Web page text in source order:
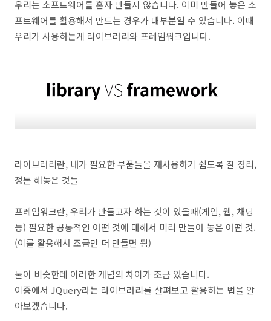
우리는 소프트웨어를 혼자 만들지 않습니다. 이미 만들어 놓은 소
프트웨어를 활용해서 만드는 경우가 대부분일 수 있습니다. 이때
우리가 사용하는게 라이브러리와 프레임워크입니다.
라이브러리란, 내가 필요한 부품들을 재사용하기 쉽도록 잘 정리,
정돈 해놓은 것들
프레임워크란, 우리가 만들고자 하는 것이 있을때(게임, 웹, 채팅
등) 필요한 공통적인 어떤 것에 대해서 미리 만들어 놓은 어떤 것.
(이를 활용해서 조금만 더 만들면 됨)
둘이 비슷한데 이러한 개념의 차이가 조금 있습니다.
이중에서 JQuery라는 라이브러리를 살펴보고 활용하는 법을 알
아보겠습니다.